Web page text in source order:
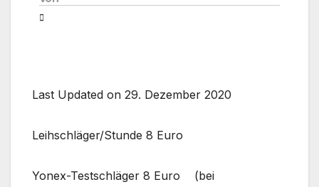
Last Updated on 29. Dezember 2020
Leihschläger/Stunde 8 Euro
Yonex-Testschläger 8 Euro (bei